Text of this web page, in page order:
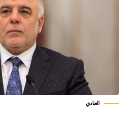
العبادي